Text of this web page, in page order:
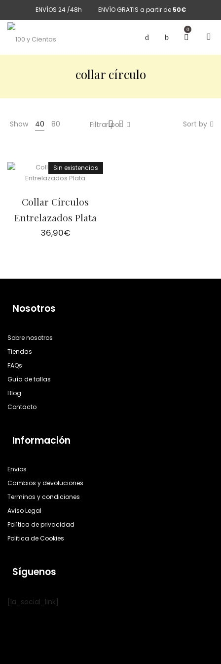
ENVÍOS 24 /48h ENVÍO GRATIS a partir de 50€
0
collar círculo
Show 40 80 Sort by
Filtrar por
Sin existencias
Collar Círculos
Entrelazados Plata
36,90€
Nosotros
Sobre nosotros
Tiendas
FAQs
Guía de tallas
Blog
Contacto
Información
Envios
Cambios y devoluciones
Terminos y condiciones
Aviso Legal
Política de privacidad
Politica de Cookies
Síguenos
[la_social_link]